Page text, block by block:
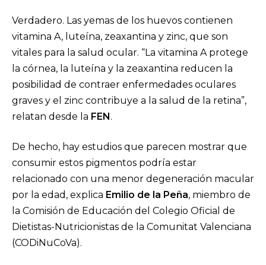
Verdadero. Las yemas de los huevos contienen
vitamina A, luteína, zeaxantina y zinc, que son
vitales para la salud ocular. “La vitamina A protege
la córnea, la luteína y la zeaxantina reducen la
posibilidad de contraer enfermedades oculares
graves y el zinc contribuye a la salud de la retina”,
relatan desde la FEN.
De hecho, hay estudios que parecen mostrar que
consumir estos pigmentos podría estar
relacionado con una menor degeneración macular
por la edad, explica Emilio de la Peña, miembro de
la Comisión de Educación del Colegio Oficial de
Dietistas-Nutricionistas de la Comunitat Valenciana
(CODiNuCoVa).